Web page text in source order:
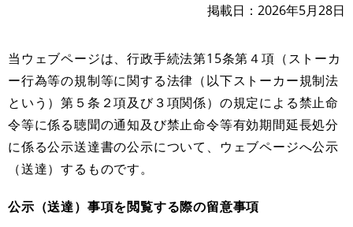
掲載日 2026年5月28日
当ウェブページは、行政手続法第15条第４項（ストーカ
ー行為等の規制等に関する法律（以下ストーカー規制法
という）第５条２項及び３項関係）の規定による禁止命
令等に係る聴聞の通知及び禁止命令等有効期間延長処分
に係る公示送達書の公示について、ウェブページへ公示
（送達）するものです。​
公示（送達）事項を閲覧する際の留意事項